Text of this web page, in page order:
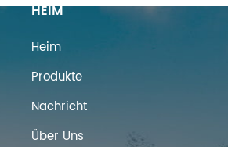
HEIM
Heim
Produkte
Nachricht
Über Uns